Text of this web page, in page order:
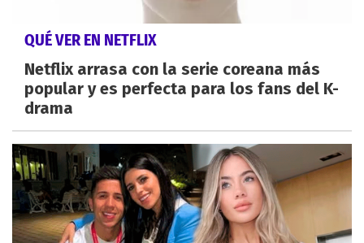
QUÉ VER EN NETFLIX
Netflix arrasa con la serie coreana más
popular y es perfecta para los fans del K-
drama